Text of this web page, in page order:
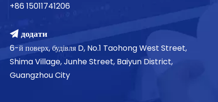
+86 15011741206
 додати
6-й поверх, будівля D, No.1 Taohong West Street,
Shima Village, Junhe Street, Baiyun District,
Guangzhou City